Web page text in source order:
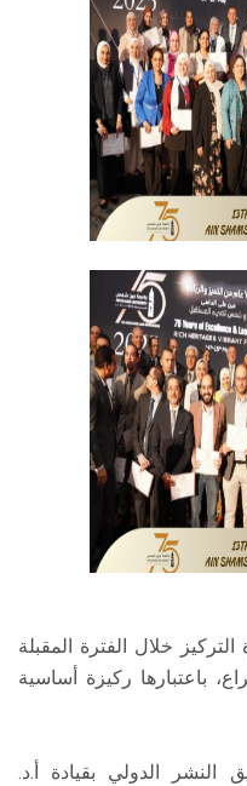
خلال الفترة المقبلة
باعتبارها ركيزة أساسية
النشر الدولي بقيادة أ.د.